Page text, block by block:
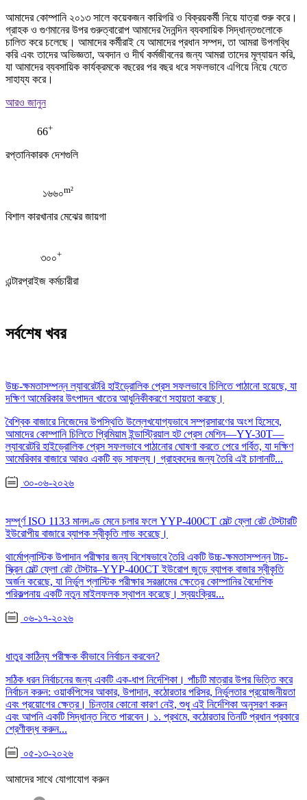
আমাদের কোম্পানি ২০১৩ সালে কয়েকজন কারিগরি ও বিক্রয়কর্মী নিয়ে যাত্রা শুরু করে।
গ্রাহক ও গুণমানের উপর গুরুত্বারোপ আমাদের দৈনন্দিন ব্যবসায়িক সিদ্ধান্তগুলোকে
চালিত করে চলেছে। আমাদের কর্মীরাই যে আমাদের প্রধান সম্পদ, তা আমরা উপলব্ধি
করি এবং তাদের অভিজ্ঞতা, অবদান ও দীর্ঘ কর্মজীবনের জন্য আমরা তাদের মূল্যায়ন করি,
যা আমাদের ব্যবসায়িক কার্যক্রমকে বছরের পর বছর ধরে সফলভাবে এগিয়ে নিয়ে যেতে
সাহায্য করে।
আরও জানুন
66+
রপ্তানিকারক দেশগুলি
১৬৬০m²
বিশাল কারখানার মেঝের জায়গা
৩০০+
এন্টারপ্রাইজ কর্মচারীরা
সর্বশেষ খবর
উচ্চ-ক্ষমতাসম্পন্ন ল্যাবরেটরি হাইড্রোলিক প্রেস সফলভাবে চিলিতে পাঠানো হয়েছে, যা
দক্ষিণ আমেরিকার উৎপাদন খাতের আধুনিকীকরণে সহায়তা করছে।
বৈশ্বিক বাজারে নিজেদের উপস্থিতি উল্লেখযোগ্যভাবে সম্প্রসারণের অংশ হিসেবে,
আমাদের কোম্পানি চিলিতে প্রিমিয়াম ইন্ডাস্ট্রিয়াল হট প্রেস মেশিন—YY-30T—
ল্যাবরেটরি হাইড্রোলিক প্রেস সফলভাবে পাঠানোর ঘোষণা করতে পেরে গর্বিত, যা দক্ষিণ
আমেরিকার বাজারে আরও একটি বড় সাফল্য। গ্রাহকদের জন্য তৈরি এই চালানটি...
৩০-০৬-২০২৬
সম্পূর্ণ ISO 1133 মানদণ্ড মেনে চলার ফলে YYP-400CT মেল্ট ফ্লো রেট টেস্টারটি
ইউরোপীয় বাজারে ব্যাপক স্বীকৃতি লাভ করেছে।
থার্মোপ্লাস্টিক উপাদান পরীক্ষার জন্য বিশেষভাবে তৈরি একটি উচ্চ-ক্ষমতাসম্পন্ন টাচ-
স্ক্রিন মেল্ট ফ্লো রেট টেস্টার–YYP-400CT ইউরোপ জুড়ে ব্যাপক বাজার স্বীকৃতি
অর্জন করেছে, যা নির্ভুল প্লাস্টিক পরীক্ষার সরঞ্জামের ক্ষেত্রে কোম্পানির বৈদেশিক
পরিকল্পনায় একটি নতুন মাইলফলক স্থাপন করেছে। স্বয়ংক্রিয়...
০৬-১৭-২০২৬
ধাতুর কাঠিন্য পরীক্ষক কীভাবে নির্বাচন করবেন?
সঠিক ধরন নির্বাচনের জন্য একটি এক-ধাপ নির্দেশিকা। পাঁচটি মাত্রার উপর ভিত্তি করে
নির্বাচন করুন: ওয়ার্কপিসের আকার, উপাদান, কঠোরতার পরিসর, নির্ভুলতার প্রয়োজনীয়তা
এবং প্রয়োগের ক্ষেত্র। চিন্তার কোনো কারণ নেই, শুধু এই নির্দেশিকা অনুসরণ করুন
এবং আপনি একটি সিদ্ধান্ত নিতে পারবেন। ১. প্রথমে, কঠোরতার তিনটি প্রধান প্রকারে
শ্রেণীবদ্ধ করুন...
০৫-১৩-২০২৬
আমাদের সাথে যোগাযোগ করুন